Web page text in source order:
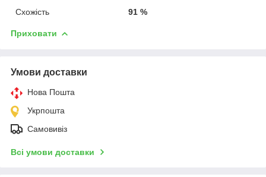
Схожість 91 %
Приховати
Умови доставки
Нова Пошта
Укрпошта
Самовивіз
Всі умови доставки